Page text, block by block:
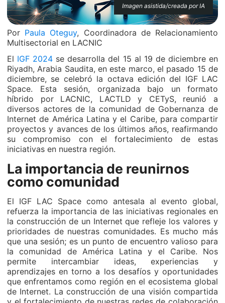
Imagen asistida/creada por IA
Por Paula Oteguy, Coordinadora de Relacionamiento
Multisectorial en LACNIC
El IGF 2024 se desarrolla del 15 al 19 de diciembre en
Riyadh, Arabia Saudita, en este marco, el pasado 15 de
diciembre, se celebró la octava edición del IGF LAC
Space. Esta sesión, organizada bajo un formato
híbrido por LACNIC, LACTLD y CETyS, reunió a
diversos actores de la comunidad de Gobernanza de
Internet de América Latina y el Caribe, para compartir
proyectos y avances de los últimos años, reafirmando
su compromiso con el fortalecimiento de estas
iniciativas en nuestra región.
La importancia de reunirnos
como comunidad
El IGF LAC Space como antesala al evento global,
refuerza la importancia de las iniciativas regionales en
la construcción de un Internet que refleje los valores y
prioridades de nuestras comunidades. Es mucho más
que una sesión; es un punto de encuentro valioso para
la comunidad de América Latina y el Caribe. Nos
permite intercambiar ideas, experiencias y
aprendizajes en torno a los desafíos y oportunidades
que enfrentamos como región en el ecosistema global
de Internet. La construcción de una visión compartida